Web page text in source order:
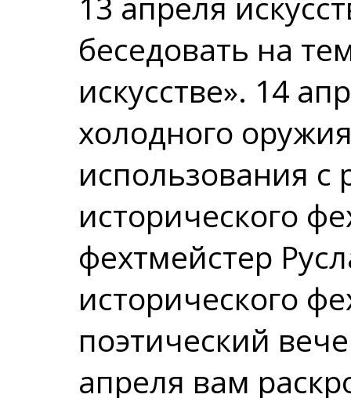
беседовать на
искусстве». 14
холодного
использования с
исторического
фехтмейстер
исторического
поэтический
апреля вам